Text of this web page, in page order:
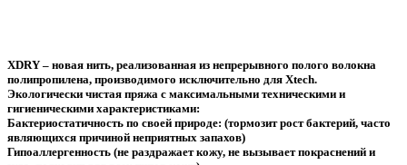
XDRY – новая нить, реализованная из непрерывного полого волокна
полипропилена, производимого исключительно для Xtech.
Экологически чистая пряжа с максимальными техническими и
гигиеническими характеристиками:
Бактериостатичность по своей природе: (тормозит рост бактерий, часто
являющихся причиной неприятных запахов)
Гипоаллергенность (не раздражает кожу, не вызывает покраснений и